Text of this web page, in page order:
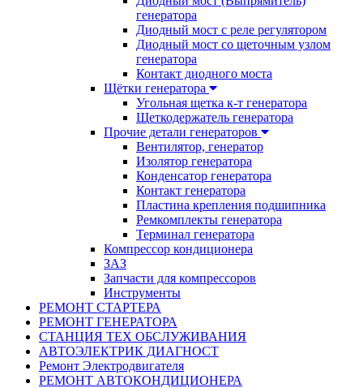
генератора
Диодный мост с реле регулятором
Диодный мост со щеточным узлом
генератора
Контакт диодного моста
Щётки генератора
Угольная щетка к-т генератора
Щеткодержатель генератора
Прочие детали генераторов
Вентилятор, генератор
Изолятор генератора
Конденсатор генератора
Контакт генератора
Пластина крепления подшипника
Ремкомплекты генератора
Терминал генератора
Компрессор кондиционера
ЗАЗ
Запчасти для компрессоров
Инструменты
РЕМОНТ СТАРТЕРА
РЕМОНТ ГЕНЕРАТОРА
СТАНЦИЯ ТЕХ ОБСЛУЖИВАНИЯ
АВТОЭЛЕКТРИК ДИАГНОСТ
Ремонт Электродвигателя
РЕМОНТ АВТОКОНДИЦИОНЕРА